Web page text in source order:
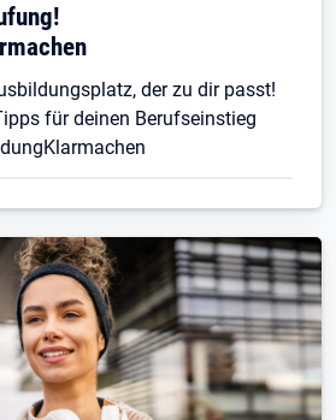
der zu dir passt!
für deinen Berufseinstieg